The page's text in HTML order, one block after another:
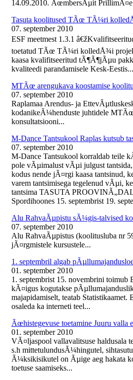
14.09.2010. ÃœmbersÃµit
Tasuta koolitused TÃœ TÃ¼ri
07. september 2010
ESF meetmest 1.3.1
toetatud TÃœ TÃ¼ri kolledÅ¾i
kaasa kvalifitseeritud tÃ¶Ã¶jÃµu
kvaliteedi parandamisele Kesk-Eestis...
MTÃœ arengukava koostamise
07. september 2010
Raplamaa Arendus- ja
kodanikeÃ¼henduste juhtidele
konsultatsiooni...
M-Dance Tantsukool Raplas kutsub
07. september 2010
M-Dance Tantsukool korraldab teile
pole vÃµimalust vÃµi julgust
kodus nende jÃ¤rgi kaasa tantsinud,
varem tantsimisega tegelenud vÃµi,
tantsima TASUTA
Spordihoones 15. septembrist 19.
Alu RahvaÃµpistu sÃ¼gis-talvised
07. september 2010
Alu RahvaÃµpistus (koolitusluba nr
jÃ¤rgmistele kursustele...
1. septembril algab
01. september 2010
1. septembrist 15. novembrini toimub
kÃ¤igus kogutakse
majapidamiselt, teatab Statistikaamet.
osaleda ka interneti teel...
Ãœhistegevuse toetamine Juuru valla
01. september 2010
VÃ¤ljaspool vallavalitsuse haldusala
s.h mittetulundusÃ¼hingutel,
Ã¼ksikisikutel on Ãµige aeg hakata
toetuse saamiseks...